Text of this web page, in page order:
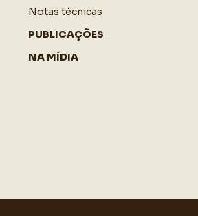
Notas técnicas
PUBLICAÇÕES
NA MÍDIA